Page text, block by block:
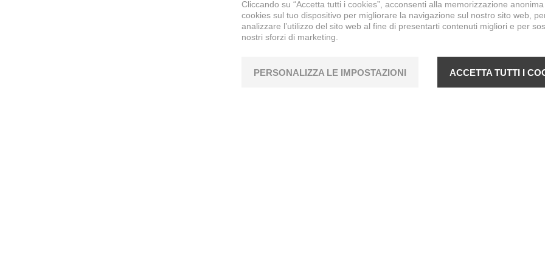
Cliccando su “Accetta tutti i cookies”, acconsenti alla memorizzazione
cookies sul tuo dispositivo per migliorare la navigazione sul nostro sito web,
analizzare l’utilizzo del sito web al fine di presentarti contenuti migliori e per
nostri sforzi di marketing.
PERSONALIZZA LE IMPOSTAZIONI ACCETTA TUTTI I